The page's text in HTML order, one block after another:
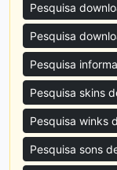
Pesquisa
Pesquisa
Pesquisa
Pesquisa skins
Pesquisa winks
Pesquisa sons